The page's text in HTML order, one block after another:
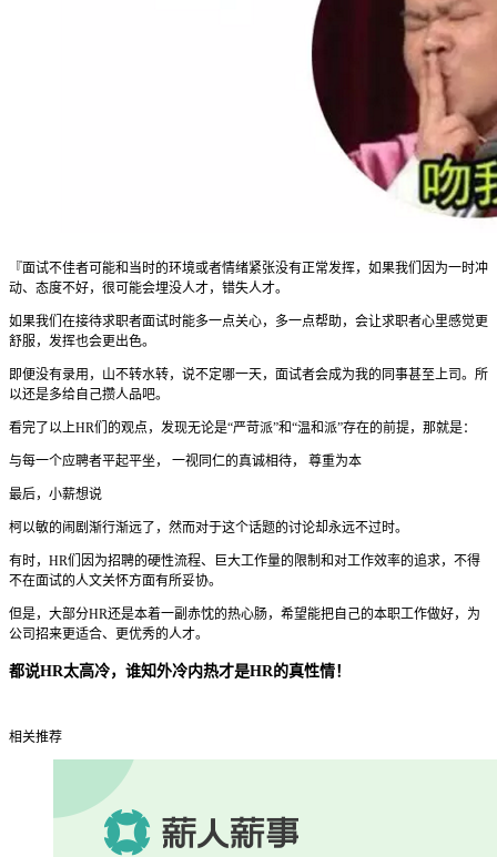
『面试不佳者可能和当时的环境或者情绪紧张没有正常发挥，如果我们因为一时冲
动、态度不好，很可能会埋没人才，错失人才。
如果我们在接待求职者面试时能多一点关心，多一点帮助，会让求职者心里感觉更
舒服，发挥也会更出色。
即便没有录用，山不转水转，说不定哪一天，面试者会成为我的同事甚至上司。所
以还是多给自己攒人品吧。
看完了以上HR们的观点，发现无论是“严苛派”和“温和派”存在的前提，那就是：
与每一个应聘者平起平坐， 一视同仁的真诚相待， 尊重为本
最后，小薪想说
柯以敏的闹剧渐行渐远了，然而对于这个话题的讨论却永远不过时。
有时，HR们因为招聘的硬性流程、巨大工作量的限制和对工作效率的追求，不得
不在面试的人文关怀方面有所妥协。
但是，大部分HR还是本着一副赤忱的热心肠，希望能把自己的本职工作做好，为
公司招来更适合、更优秀的人才。
都说HR太高冷，谁知外冷内热才是HR的真性情！
相关推荐